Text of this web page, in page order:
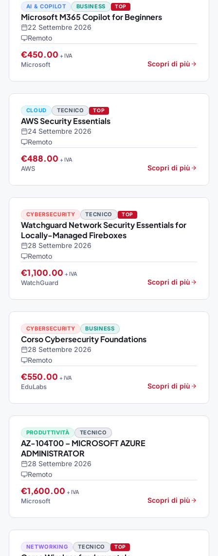
AI & COPILOT BUSINESS TOP
Microsoft M365 Copilot for Beginners
22 Settembre 2026
Remoto
€450.00 + IVA
Microsoft Scopri di più
CLOUD TECNICO TOP
AWS Security Essentials
24 Settembre 2026
Remoto
€488.00 + IVA
AWS Scopri di più
CYBERSECURITY TECNICO TOP
Watchguard Network Security Essentials for
Locally-Managed Fireboxes
28 Settembre 2026
Remoto
€1,100.00 + IVA
WatchGuard Scopri di più
CYBERSECURITY BUSINESS
Corso Cybersecurity Foundations
28 Settembre 2026
Remoto
€550.00 + IVA
EduLabs Scopri di più
PRODUTTIVITÀ TECNICO
AZ-104T00 – MICROSOFT AZURE
ADMINISTRATOR
28 Settembre 2026
Remoto
€1,600.00 + IVA
Microsoft Scopri di più
NETWORKING TECNICO TOP